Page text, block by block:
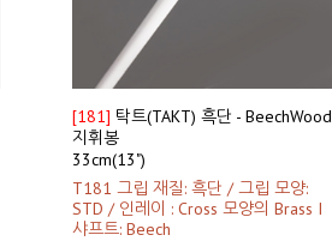
[181] 탁트(TAKT) 흑단 - BeechWood
지휘봉
33cm(13")
T181 그립 재질: 흑단 / 그립 모양:
STD / 인레이 : Cross 모양의 Brass I
샤프트: Beech